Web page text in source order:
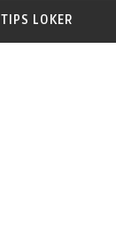
TIPS LOKER